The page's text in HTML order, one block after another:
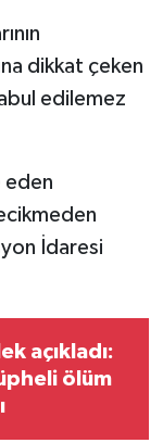
dikkat çeken
edilemez
eden
İdaresi
açıkladı:
ölüm